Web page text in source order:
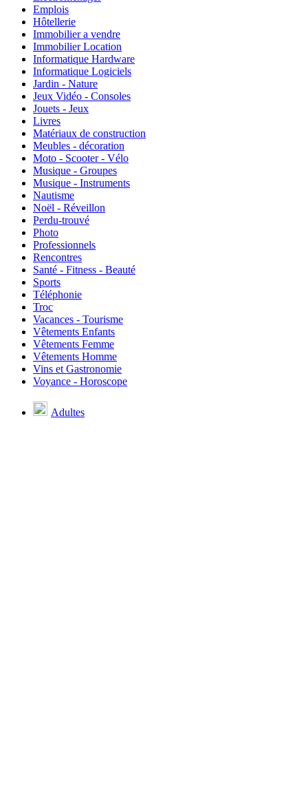
Emplois
Hôtellerie
Immobilier a vendre
Immobilier Location
Informatique Hardware
Informatique Logiciels
Jardin - Nature
Jeux Vidéo - Consoles
Jouets - Jeux
Livres
Matériaux de construction
Meubles - décoration
Moto - Scooter - Vélo
Musique - Groupes
Musique - Instruments
Nautisme
Noël - Réveillon
Perdu-trouvé
Photo
Professionnels
Rencontres
Santé - Fitness - Beauté
Sports
Téléphonie
Troc
Vacances - Tourisme
Vêtements Enfants
Vêtements Femme
Vêtements Homme
Vins et Gastronomie
Voyance - Horoscope
Adultes